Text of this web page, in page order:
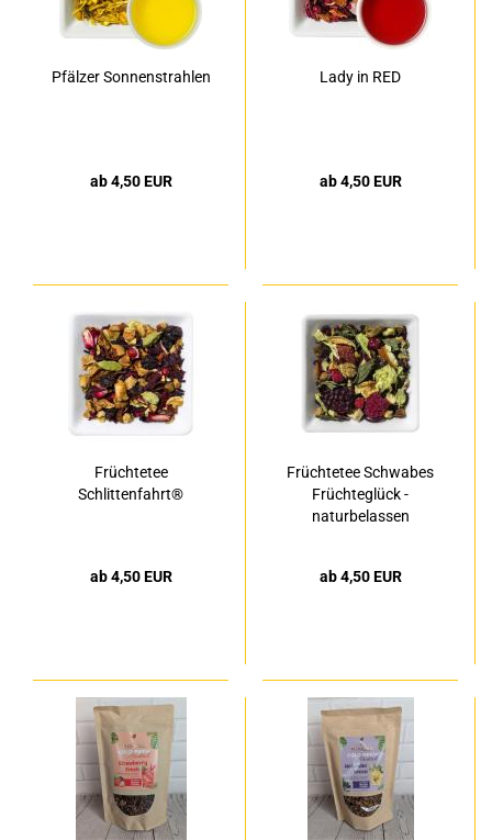
Pfälzer Sonnenstrahlen
ab 4,50 EUR
Lady in RED
ab 4,50 EUR
Früchtetee
Schlittenfahrt®
ab 4,50 EUR
Früchtetee Schwabes
Früchteglück -
naturbelassen
ab 4,50 EUR